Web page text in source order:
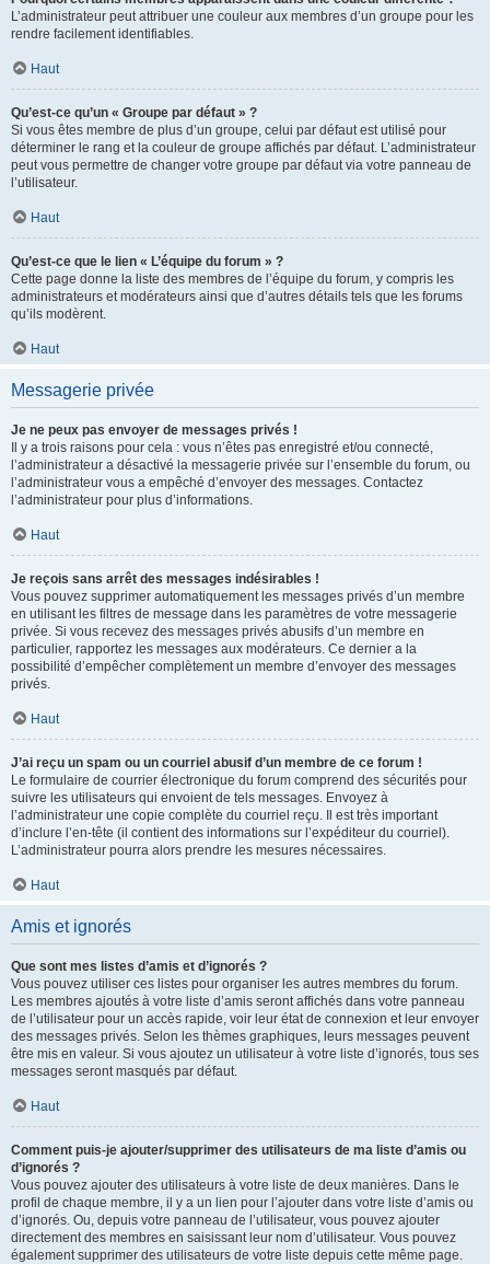
L’administrateur peut attribuer une couleur aux membres d’un groupe pour les
rendre facilement identifiables.
Haut
Qu’est-ce qu’un « Groupe par défaut » ?
Si vous êtes membre de plus d’un groupe, celui par défaut est utilisé pour
déterminer le rang et la couleur de groupe affichés par défaut. L’administrateur
peut vous permettre de changer votre groupe par défaut via votre panneau de
l’utilisateur.
Haut
Qu’est-ce que le lien « L’équipe du forum » ?
Cette page donne la liste des membres de l’équipe du forum, y compris les
administrateurs et modérateurs ainsi que d’autres détails tels que les forums
qu’ils modèrent.
Haut
Messagerie privée
Je ne peux pas envoyer de messages privés !
Il y a trois raisons pour cela : vous n’êtes pas enregistré et/ou connecté,
l’administrateur a désactivé la messagerie privée sur l’ensemble du forum, ou
l’administrateur vous a empêché d’envoyer des messages. Contactez
l’administrateur pour plus d’informations.
Haut
Je reçois sans arrêt des messages indésirables !
Vous pouvez supprimer automatiquement les messages privés d’un membre
en utilisant les filtres de message dans les paramètres de votre messagerie
privée. Si vous recevez des messages privés abusifs d’un membre en
particulier, rapportez les messages aux modérateurs. Ce dernier a la
possibilité d’empêcher complètement un membre d’envoyer des messages
privés.
Haut
J’ai reçu un spam ou un courriel abusif d’un membre de ce forum !
Le formulaire de courrier électronique du forum comprend des sécurités pour
suivre les utilisateurs qui envoient de tels messages. Envoyez à
l’administrateur une copie complète du courriel reçu. Il est très important
d’inclure l’en-tête (il contient des informations sur l’expéditeur du courriel).
L’administrateur pourra alors prendre les mesures nécessaires.
Haut
Amis et ignorés
Que sont mes listes d’amis et d’ignorés ?
Vous pouvez utiliser ces listes pour organiser les autres membres du forum.
Les membres ajoutés à votre liste d’amis seront affichés dans votre panneau
de l’utilisateur pour un accès rapide, voir leur état de connexion et leur envoyer
des messages privés. Selon les thèmes graphiques, leurs messages peuvent
être mis en valeur. Si vous ajoutez un utilisateur à votre liste d’ignorés, tous ses
messages seront masqués par défaut.
Haut
Comment puis-je ajouter/supprimer des utilisateurs de ma liste d’amis ou
d’ignorés ?
Vous pouvez ajouter des utilisateurs à votre liste de deux manières. Dans le
profil de chaque membre, il y a un lien pour l’ajouter dans votre liste d’amis ou
d’ignorés. Ou, depuis votre panneau de l’utilisateur, vous pouvez ajouter
directement des membres en saisissant leur nom d’utilisateur. Vous pouvez
également supprimer des utilisateurs de votre liste depuis cette même page.